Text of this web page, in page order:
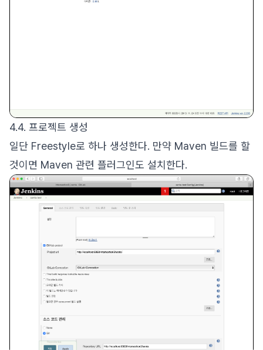
4.4. 프로젝트 생성
일단 Freestyle로 하나 생성한다. 만약 Maven 빌드를 할
것이면 Maven 관련 플러그인도 설치한다.